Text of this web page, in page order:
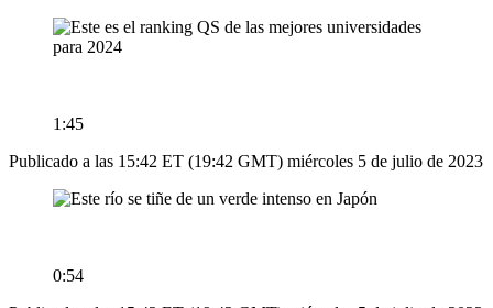
1:45
Publicado a las 15:42 ET (19:42 GMT) miércoles 5 de julio de 2023
0:54